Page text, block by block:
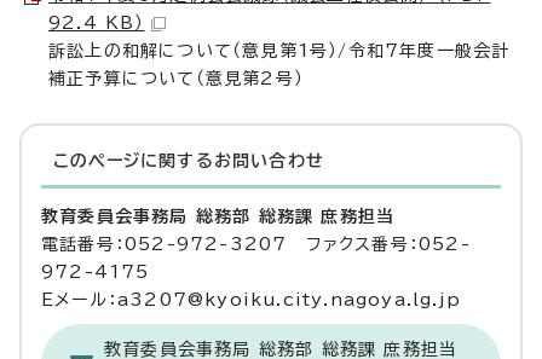
92.4 KB）
訴訟上の和解について（意見第1号）/令和7年度一般会計
補正予算について（意見第2号）
このページに関する お問い合わせ
教育委員会事務局 総務部 総務課 庶務担当
電話番号：052-972-3207 ファクス番号：052-
972-4175
Eメール：a3207@kyoiku.city.nagoya.lg.jp
教育委員会事務局 総務部 総務課 庶務担当